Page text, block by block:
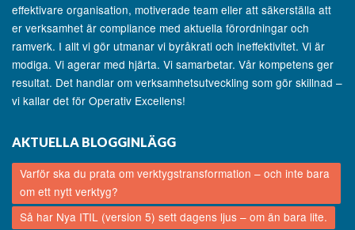
effektivare organisation, motiverade team eller att säkerställa att
er verksamhet är compliance med aktuella förordningar och
ramverk. I allt vi gör utmanar vi byråkrati och ineffektivitet. Vi är
modiga. Vi agerar med hjärta. Vi samarbetar. Vår kompetens ger
resultat. Det handlar om verksamhetsutveckling som gör skillnad –
vi kallar det för Operativ Excellens!
AKTUELLA BLOGGINLÄGG
Varför ska du prata om verktygstransformation – och inte bara
om ett nytt verktyg?
Så har Nya ITIL (version 5) sett dagens ljus – om än bara lite.